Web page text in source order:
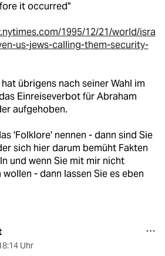
it occurred"
1995/12/21/world/isra
us-jews-calling-them-security-
übrigens nach seiner Wahl im
Einreiseverbot für Abraham
aufgehoben.
'Folklore' nennen - dann sind Sie
sich hier darum bemüht Fakten
und wenn Sie mit mir nicht
- dann lassen Sie es eben
Uhr